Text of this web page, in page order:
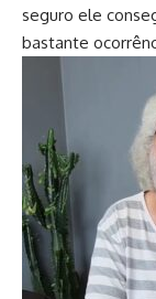
seguro ele
bastante